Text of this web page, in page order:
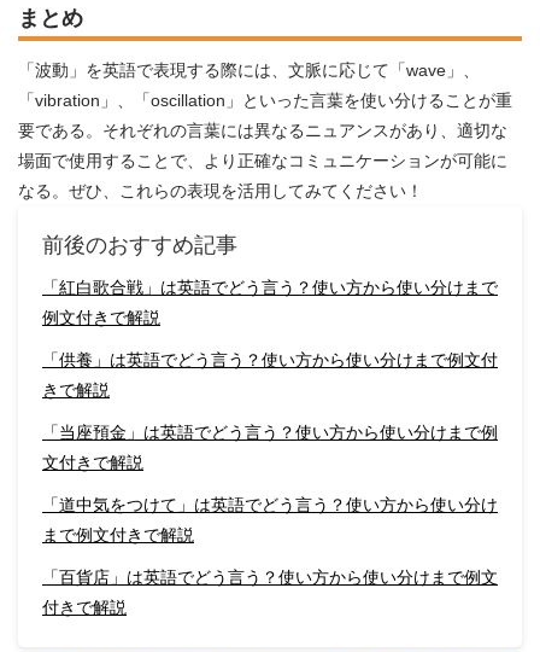
まとめ
「波動」を英語で表現する際には、文脈に応じて「wave」、
「vibration」、「oscillation」といった言葉を使い分けることが重
要である。それぞれの言葉には異なるニュアンスがあり、適切な
場面で使用することで、より正確なコミュニケーションが可能に
なる。ぜひ、これらの表現を活用してみてください！
前後のおすすめ記事
「紅白歌合戦」は英語でどう言う？使い方から使い分けまで
例文付きで解説
「供養」は英語でどう言う？使い方から使い分けまで例文付
きで解説
「当座預金」は英語でどう言う？使い方から使い分けまで例
文付きで解説
「道中気をつけて」は英語でどう言う？使い方から使い分け
まで例文付きで解説
「百貨店」は英語でどう言う？使い方から使い分けまで例文
付きで解説